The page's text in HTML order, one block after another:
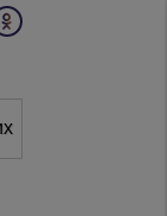
Одноклассники
opens
in
new